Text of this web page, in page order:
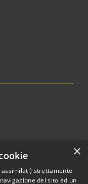
×
assimilati) strettamente
del sito ed un